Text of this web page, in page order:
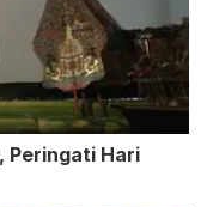
Peringati Hari